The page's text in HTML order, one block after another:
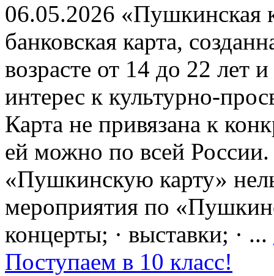
06.05.2026 «Пушкинская
банковская карта,
возрасте от 14 до 22 лет
интерес к культурно-
Карта не привязана к
ей можно по всей
«Пушкинскую карту»
мероприятия по
концерты; · выставки; · ...
Поступаем в 10 класс!